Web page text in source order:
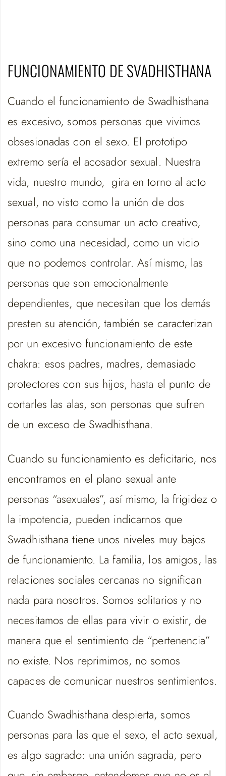
FUNCIONAMIENTO DE SVADHISTHANA
Cuando el funcionamiento de Swadhisthana
es excesivo, somos personas que vivimos
obsesionadas con el sexo. El prototipo
extremo sería el acosador sexual. Nuestra
vida, nuestro mundo, gira en torno al acto
sexual, no visto como la unión de dos
personas para consumar un acto creativo,
sino como una necesidad, como un vicio
que no podemos controlar. Así mismo, las
personas que son emocionalmente
dependientes, que necesitan que los demás
presten su atención, también se caracterizan
por un excesivo funcionamiento de este
chakra: esos padres, madres, demasiado
protectores con sus hijos, hasta el punto de
cortarles las alas, son personas que sufren
de un exceso de Swadhisthana.
Cuando su funcionamiento es deficitario, nos
encontramos en el plano sexual ante
personas “asexuales”, así mismo, la frigidez o
la impotencia, pueden indicarnos que
Swadhisthana tiene unos niveles muy bajos
de funcionamiento. La familia, los amigos, las
relaciones sociales cercanas no significan
nada para nosotros. Somos solitarios y no
necesitamos de ellas para vivir o existir, de
manera que el sentimiento de “pertenencia”
no existe. Nos reprimimos, no somos
capaces de comunicar nuestros sentimientos.
Cuando Swadhisthana despierta, somos
personas para las que el sexo, el acto sexual,
es algo sagrado: una unión sagrada, pero